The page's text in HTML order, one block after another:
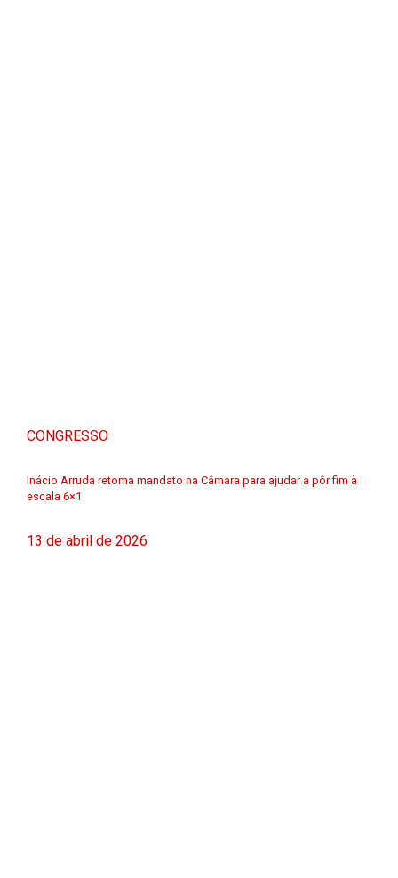
CONGRESSO
Inácio Arruda retoma mandato na Câmara para ajudar a pôr fim à
escala 6×1
13 de abril de 2026